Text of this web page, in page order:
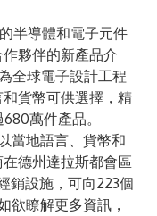
半導體和電子元件
夥伴的新產品介
全球電子設計工程
貨幣可供選擇，精
萬件產品。
當地語言、貨幣和
德州達拉斯都會區
銷設施，可向223個
欲瞭解更多資訊，